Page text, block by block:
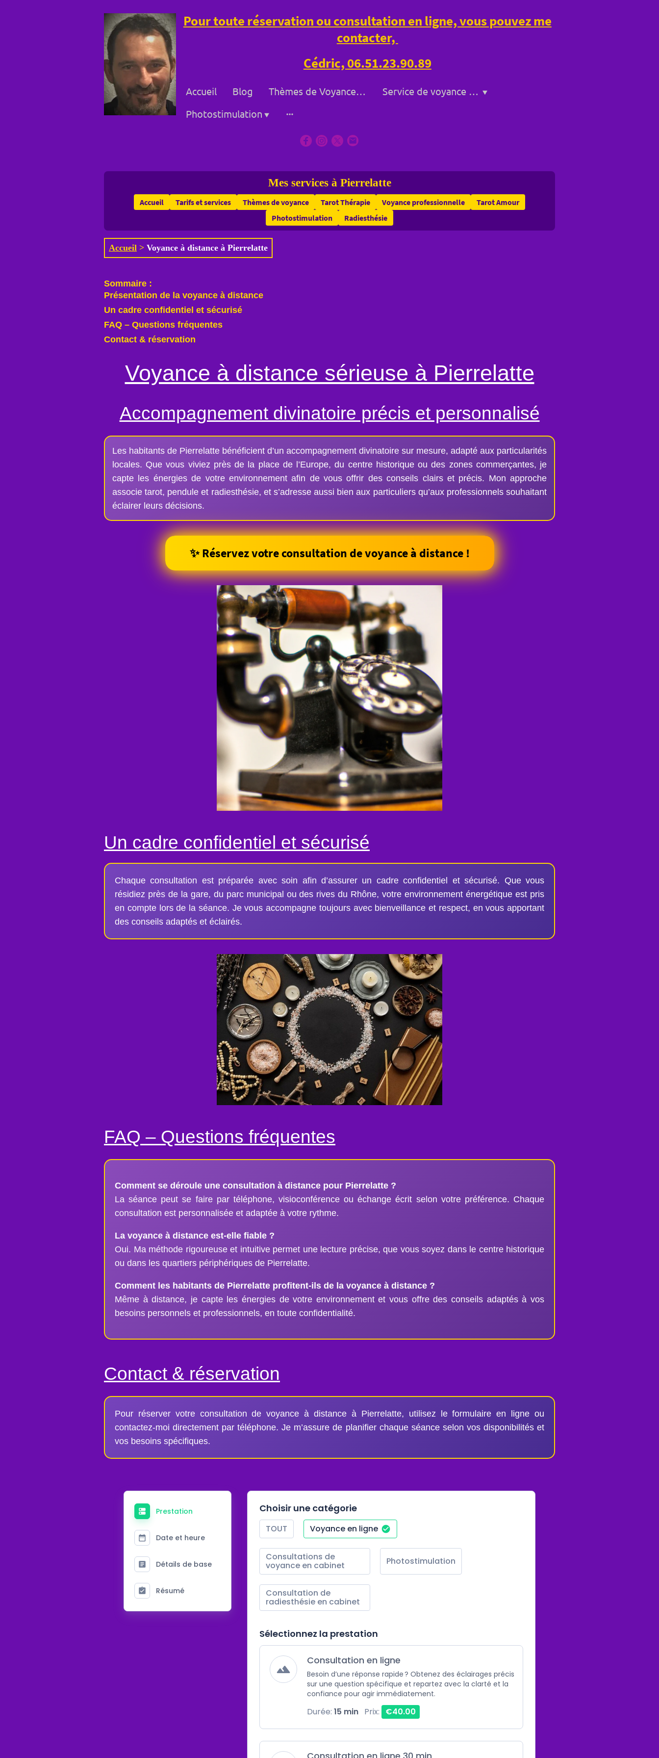
Pour toute réservation ou consultation en ligne, vous pouvez me
contacter,
Cédric, 06.51.23.90.89
Accueil Blog Thèmes de Voyance à Bollène et à Distance
Service de voyance a Bollène
Photostimulation
Mes services à Pierrelatte
Accueil Tarifs et services Thèmes de voyance Tarot Thérapie Voyance professionnelle
Tarot Amour
Photostimulation
Radiesthésie
Accueil > Voyance à distance à Pierrelatte
Sommaire :
Présentation de la voyance à distance
Un cadre confidentiel et sécurisé
FAQ – Questions fréquentes
Contact & réservation
Voyance à distance sérieuse à Pierrelatte
Accompagnement divinatoire précis et personnalisé
Les habitants de Pierrelatte bénéficient d’un accompagnement divinatoire sur mesure, adapté aux particularités
locales. Que vous viviez près de la place de l’Europe, du centre historique ou des zones commerçantes, je
capte les énergies de votre environnement afin de vous offrir des conseils clairs et précis. Mon approche
associe tarot, pendule et radiesthésie, et s’adresse aussi bien aux particuliers qu’aux professionnels souhaitant
éclairer leurs décisions.
✨ Réservez votre consultation de voyance à distance !
Un cadre confidentiel et sécurisé
Chaque consultation est préparée avec soin afin d’assurer un cadre confidentiel et sécurisé. Que vous
résidiez près de la gare, du parc municipal ou des rives du Rhône, votre environnement énergétique est pris
en compte lors de la séance. Je vous accompagne toujours avec bienveillance et respect, en vous apportant
des conseils adaptés et éclairés.
FAQ – Questions fréquentes
Comment se déroule une consultation à distance pour Pierrelatte ?
La séance peut se faire par téléphone, visioconférence ou échange écrit selon votre préférence. Chaque
consultation est personnalisée et adaptée à votre rythme.
La voyance à distance est-elle fiable ?
Oui. Ma méthode rigoureuse et intuitive permet une lecture précise, que vous soyez dans le centre historique
ou dans les quartiers périphériques de Pierrelatte.
Comment les habitants de Pierrelatte profitent-ils de la voyance à distance ?
Même à distance, je capte les énergies de votre environnement et vous offre des conseils adaptés à vos
besoins personnels et professionnels, en toute confidentialité.
Contact & réservation
Pour réserver votre consultation de voyance à distance à Pierrelatte, utilisez le formulaire en ligne ou
contactez-moi directement par téléphone. Je m’assure de planifier chaque séance selon vos disponibilités et
vos besoins spécifiques.
Prestation
Date et heure
Détails de base
Résumé
Choisir une catégorie
TOUT Voyance en ligne
Consultations de
voyance en cabinet Photostimulation
Consultation de
radiesthésie en cabinet
Sélectionnez la prestation
Consultation en ligne
Besoin d’une réponse rapide ? Obtenez des éclairages précis
sur une question spécifique et repartez avec la clarté et la
confiance pour agir immédiatement.
Durée: 15 min Prix: €40.00